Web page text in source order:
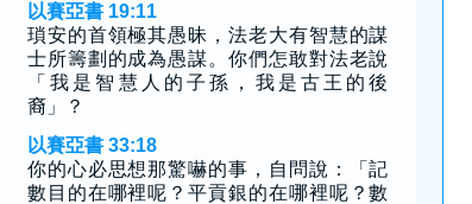
以賽亞書 19:11
瑣安的首領極其愚昧，法老大有智慧的謀
士所籌劃的成為愚謀。你們怎敢對法老說
「我是智慧人的子孫，我是古王的後
裔」？
以賽亞書 33:18
你的心必思想那驚嚇的事，自問說：「記
數目的在哪裡呢？平貢銀的在哪裡呢？數